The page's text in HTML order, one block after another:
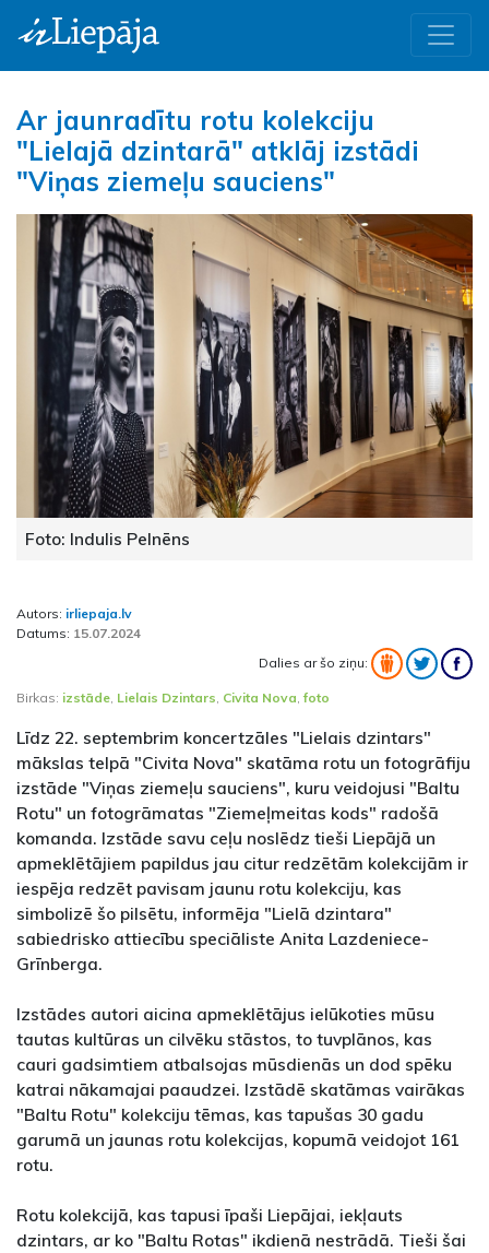
Ar jaunradītu rotu kolekciju
"Lielajā dzintarā" atklāj izstādi
"Viņas ziemeļu sauciens"
Foto: Indulis Pelnēns
Autors: irliepaja.lv
Datums: 15.07.2024
Dalies ar šo ziņu:
Birkas: izstāde, Lielais Dzintars, Civita Nova,foto
Līdz 22. septembrim koncertzāles "Lielais dzintars"
mākslas telpā "Civita Nova" skatāma rotu un fotogrāfiju
izstāde "Viņas ziemeļu sauciens", kuru veidojusi "Baltu
Rotu" un fotogrāmatas "Ziemeļmeitas kods" radošā
komanda. Izstāde savu ceļu noslēdz tieši Liepājā un
apmeklētājiem papildus jau citur redzētām kolekcijām ir
iespēja redzēt pavisam jaunu rotu kolekciju, kas
simbolizē šo pilsētu, informēja "Lielā dzintara"
sabiedrisko attiecību speciāliste Anita Lazdeniece-
Grīnberga.
Izstādes autori aicina apmeklētājus ielūkoties mūsu
tautas kultūras un cilvēku stāstos, to tuvplānos, kas
cauri gadsimtiem atbalsojas mūsdienās un dod spēku
katrai nākamajai paaudzei. Izstādē skatāmas vairākas
"Baltu Rotu" kolekciju tēmas, kas tapušas 30 gadu
garumā un jaunas rotu kolekcijas, kopumā veidojot 161
rotu.
Rotu kolekcijā, kas tapusi īpaši Liepājai, iekļauts
dzintars, ar ko "Baltu Rotas" ikdienā nestrādā. Tieši šai